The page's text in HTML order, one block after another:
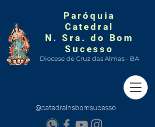
Paróquia
Catedral
N. Sra. do Bom
Sucesso
Diocese de Cruz das Almas - BA
@catedralnsbomsucesso